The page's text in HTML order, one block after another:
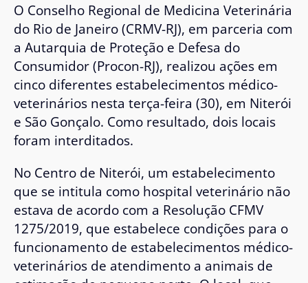
O Conselho Regional de Medicina Veterinária
do Rio de Janeiro (CRMV-RJ), em parceria com
a Autarquia de Proteção e Defesa do
Consumidor (Procon-RJ), realizou ações em
cinco diferentes estabelecimentos médico-
veterinários nesta terça-feira (30), em Niterói
e São Gonçalo. Como resultado, dois locais
foram interditados.
No Centro de Niterói, um estabelecimento
que se intitula como hospital veterinário não
estava de acordo com a Resolução CFMV
1275/2019, que estabelece condições para o
funcionamento de estabelecimentos médico-
veterinários de atendimento a animais de